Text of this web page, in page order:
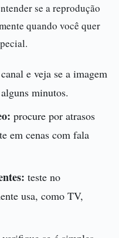
se a reprodução
quando você quer
e veja se a imagem
minutos.
procure por atrasos
em cenas com fala
teste no
usa, como TV,